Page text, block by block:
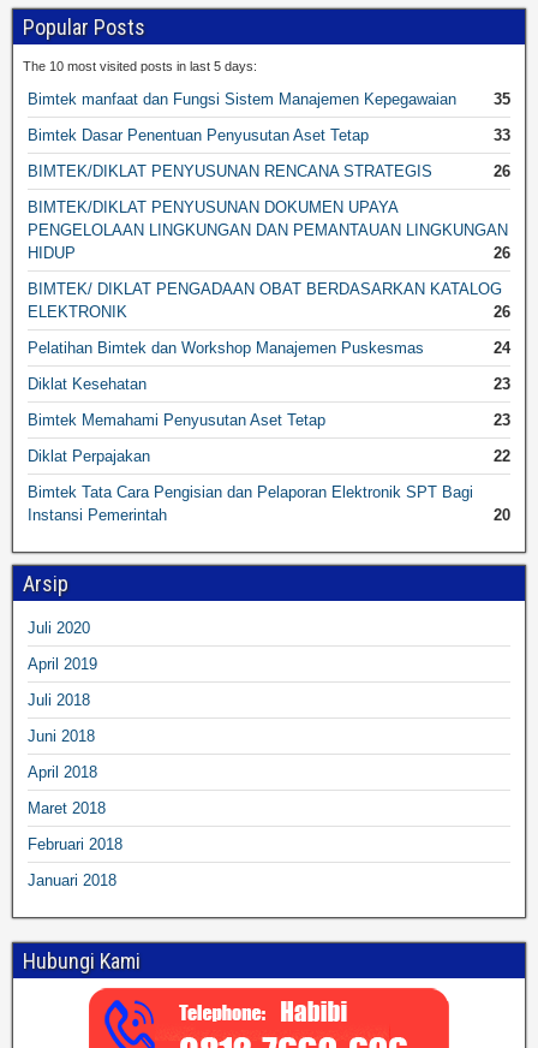
Popular Posts
The 10 most visited posts in last 5 days:
Bimtek manfaat dan Fungsi Sistem Manajemen Kepegawaian
35
Bimtek Dasar Penentuan Penyusutan Aset Tetap
33
BIMTEK/DIKLAT PENYUSUNAN RENCANA STRATEGIS
26
BIMTEK/DIKLAT PENYUSUNAN DOKUMEN UPAYA
PENGELOLAAN LINGKUNGAN DAN PEMANTAUAN LINGKUNGAN
HIDUP
26
BIMTEK/ DIKLAT PENGADAAN OBAT BERDASARKAN KATALOG
ELEKTRONIK
26
Pelatihan Bimtek dan Workshop Manajemen Puskesmas
24
Diklat Kesehatan
23
Bimtek Memahami Penyusutan Aset Tetap
23
Diklat Perpajakan
22
Bimtek Tata Cara Pengisian dan Pelaporan Elektronik SPT Bagi
Instansi Pemerintah
20
Arsip
Juli 2020
April 2019
Juli 2018
Juni 2018
April 2018
Maret 2018
Februari 2018
Januari 2018
Hubungi Kami